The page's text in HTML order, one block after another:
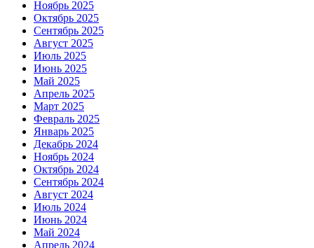
Ноябрь 2025
Октябрь 2025
Сентябрь 2025
Август 2025
Июль 2025
Июнь 2025
Май 2025
Апрель 2025
Март 2025
Февраль 2025
Январь 2025
Декабрь 2024
Ноябрь 2024
Октябрь 2024
Сентябрь 2024
Август 2024
Июль 2024
Июнь 2024
Май 2024
Апрель 2024